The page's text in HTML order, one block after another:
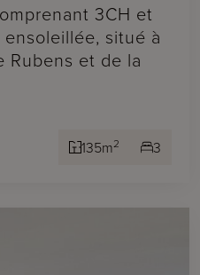
3CH et
situé à
Rubens et de la
135m2 3